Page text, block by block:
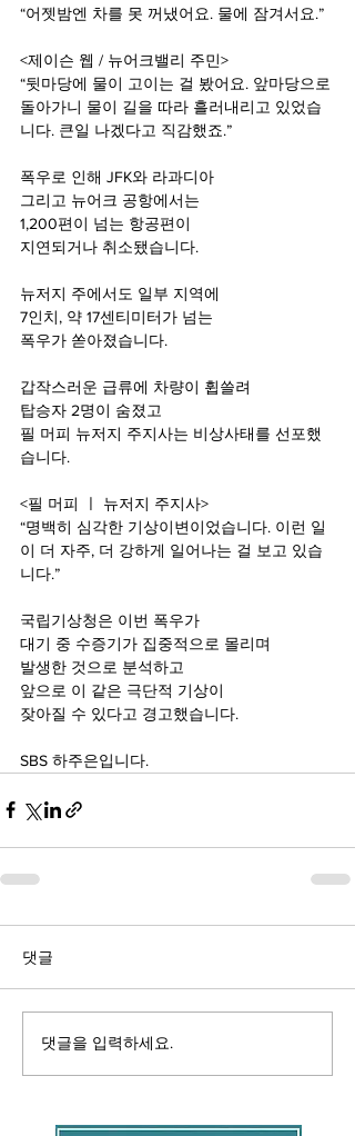
“어젯밤엔 차를 못 꺼냈어요. 물에 잠겨서요.”
<제이슨 웹 / 뉴어크밸리 주민>
“뒷마당에 물이 고이는 걸 봤어요. 앞마당으로
돌아가니 물이 길을 따라 흘러내리고 있었습
니다. 큰일 나겠다고 직감했죠.”
폭우로 인해 JFK와 라과디아
그리고 뉴어크 공항에서는
1,200편이 넘는 항공편이
지연되거나 취소됐습니다.
뉴저지 주에서도 일부 지역에
7인치, 약 17센티미터가 넘는
폭우가 쏟아졌습니다.
갑작스러운 급류에 차량이 휩쓸려
탑승자 2명이 숨졌고
필 머피 뉴저지 주지사는 비상사태를 선포했
습니다.
<필 머피 ㅣ 뉴저지 주지사>
“명백히 심각한 기상이변이었습니다. 이런 일
이 더 자주, 더 강하게 일어나는 걸 보고 있습
니다.”
국립기상청은 이번 폭우가
대기 중 수증기가 집중적으로 몰리며
발생한 것으로 분석하고
앞으로 이 같은 극단적 기상이
잦아질 수 있다고 경고했습니다.
SBS 하주은입니다.
댓글
댓글을 입력하세요.